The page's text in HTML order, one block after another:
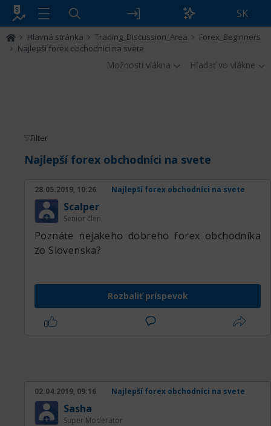
SK
Hlavná stránka Trading_Discussion_Area
Forex_Beginners
Najlepší forex obchodníci na svete
Možnosti vlákna Hľadať vo vlákne
Filter
Najlepší forex obchodníci na svete
28.05.2019, 10:26 Najlepší forex obchodníci na svete
Scalper
Senior člen
Poznáte nejakeho dobreho forex obchodníka
zo Slovenska?
Rozbaliť príspevok
02.04.2019, 09:16 Najlepší forex obchodníci na svete
Sasha
Super Moderator